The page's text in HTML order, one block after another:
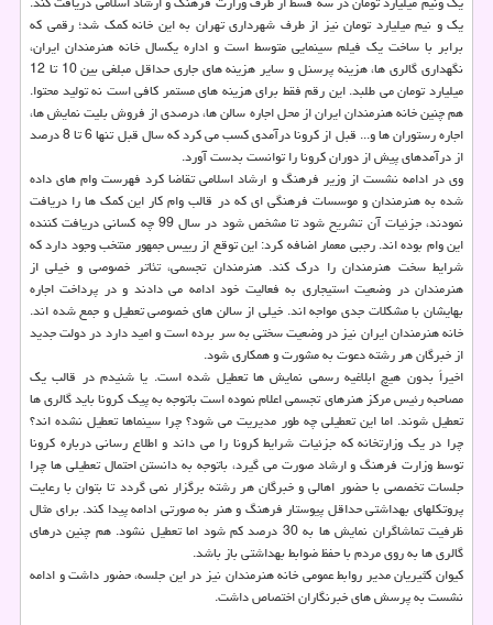
یک و نیم میلیارد تومان نیز از طرف شهرداری تهران به این خانه کمک شد؛ رقمی که
برابر با ساخت یک فیلم سینمایی متوسط است و اداره یکسال خانه هنرمندان ایران،
نگهداری گالری ها، هزینه پرسنل و سایر هزینه های جاری حداقل مبلغی بین 10 تا 12
میلیارد تومان می طلبد. این رقم فقط برای هزینه های مستمر کافی است نه تولید محتوا.
هم چنین خانه هنرمندان ایران از محل اجاره سالن ها، درصدی از فروش بلیت نمایش ها،
اجاره رستوران ها و... قبل از کرونا درآمدی کسب می کرد که سال قبل تنها 6 تا 8 درصد
از درآمدهای پیش از دوران کرونا را توانست بدست آورد.
وی در ادامه نشست از وزیر فرهنگ و ارشاد اسلامی تقاضا کرد فهرست وام های داده
شده به هنرمندان و موسسات فرهنگی ای که در قالب وام کار این کمک ها را دریافت
نمودند، جزئیات آن تشریح شود تا مشخص شود در سال 99 چه کسانی دریافت کننده
این وام بوده اند. رجبی معمار اضافه کرد: این توقع از رییس جمهور منتخب وجود دارد که
شرایط سخت هنرمندان را درک کند. هنرمندان تجسمی، تئاتر خصوصی و خیلی از
هنرمندان در وضعیت استیجاری به فعالیت خود ادامه می دادند و در پرداخت اجاره
بهایشان با مشکلات جدی مواجه اند. خیلی از سالن های خصوصی تعطیل و جمع شده اند.
خانه هنرمندان ایران نیز در وضعیت سختی به سر برده است و امید دارد در دولت جدید
از خبرگان هر رشته دعوت به مشورت و همکاری شود.
اخیراً بدون هیچ ابلاغیه رسمی نمایش ها تعطیل شده است. یا شنیدم در قالب یک
مصاحبه رئیس مرکز هنرهای تجسمی اعلام نموده است باتوجه به پیک کرونا باید گالری ها
تعطیل شوند. اما این تعطیلی چه طور مدیریت می شود؟ چرا سینماها تعطیل نشده اند؟
چرا در یک وزارتخانه که جزئیات شرایط کرونا را می داند و اطلاع رسانی درباره کرونا
توسط وزارت فرهنگ و ارشاد صورت می گیرد، باتوجه به دانستن احتمال تعطیلی ها چرا
جلسات تخصصی با حضور اهالی و خبرگان هر رشته برگزار نمی گردد تا بتوان با رعایت
پروتکلهای بهداشتی حداقل پیوستار فرهنگ و هنر به صورتی ادامه پیدا کند. برای مثال
ظرفیت تماشاگران نمایش ها به 30 درصد کم شود اما تعطیل نشود. هم چنین درهای
گالری ها به روی مردم با حفظ ضوابط بهداشتی باز باشد.
کیوان کثیریان مدیر روابط عمومی خانه هنرمندان نیز در این جلسه، حضور داشت و ادامه
نشست به پرسش های خبرنگاران اختصاص داشت.